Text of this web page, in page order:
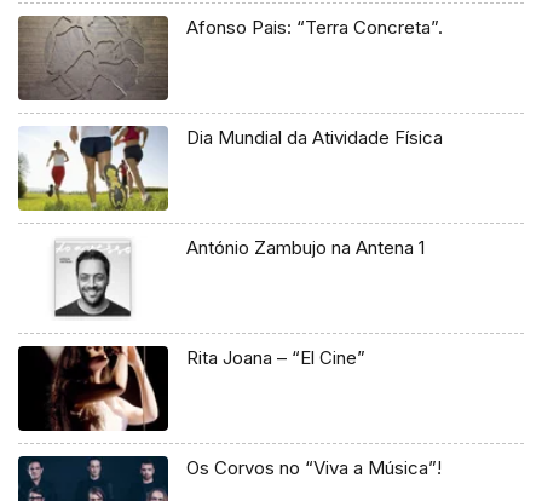
Afonso Pais: “Terra Concreta”.
Dia Mundial da Atividade Física
António Zambujo na Antena 1
Rita Joana – “El Cine”
Os Corvos no “Viva a Música”!